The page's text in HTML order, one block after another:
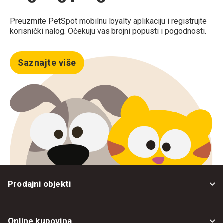
Preuzmite PetSpot mobilnu loyalty aplikaciju i registrujte
korisnički nalog. Očekuju vas brojni popusti i pogodnosti.
Saznajte više
Prodajni objekti
Online kupovina